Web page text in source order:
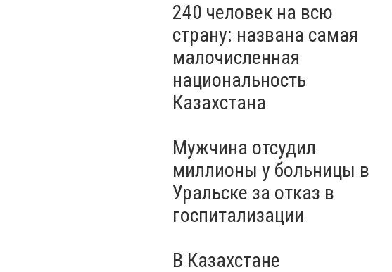
240 человек на всю
страну: названа самая
малочисленная
национальность
Казахстана
Мужчина отсудил
миллионы у больницы в
Уральске за отказ в
госпитализации
В Казахстане